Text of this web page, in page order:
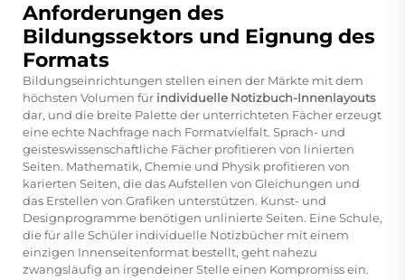
Anforderungen des
Bildungssektors und Eignung des
Formats
Bildungseinrichtungen stellen einen der Märkte mit dem
höchsten Volumen für individuelle Notizbuch-Innenlayouts
dar, und die breite Palette der unterrichteten Fächer erzeugt
eine echte Nachfrage nach Formatvielfalt. Sprach- und
geisteswissenschaftliche Fächer profitieren von linierten
Seiten. Mathematik, Chemie und Physik profitieren von
karierten Seiten, die das Aufstellen von Gleichungen und
das Erstellen von Grafiken unterstützen. Kunst- und
Designprogramme benötigen unlinierte Seiten. Eine Schule,
die für alle Schüler individuelle Notizbücher mit einem
einzigen Innenseitenformat bestellt, geht nahezu
zwangsläufig an irgendeiner Stelle einen Kompromiss ein.